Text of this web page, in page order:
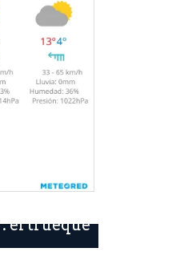
él trueque